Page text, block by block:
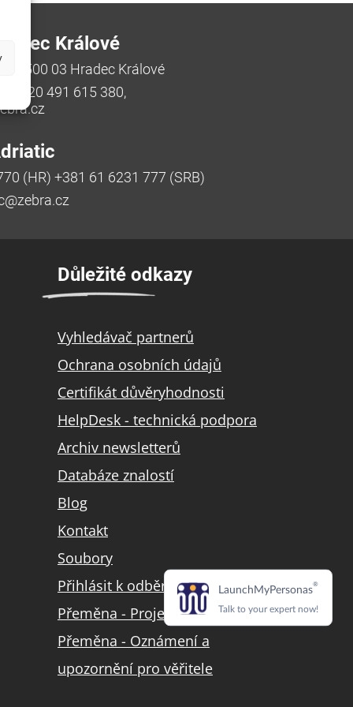
Králové
500 03 Hradec Králové
+420 491 615 380,
(HR) +381 61 6231 777 (SRB)
Důležité odkazy
Vyhledávač partnerů
Ochrana osobních údajů
Certifikát důvěryhodnosti
HelpDesk - technická podpora
Archiv newsletterů
Databáze znalostí
Blog
Kontakt
Soubory
Přihlásit k odběru LinkedIn
Přeměna - Projekt přeměny
Přeměna - Oznámení a
upozornění pro věřitele